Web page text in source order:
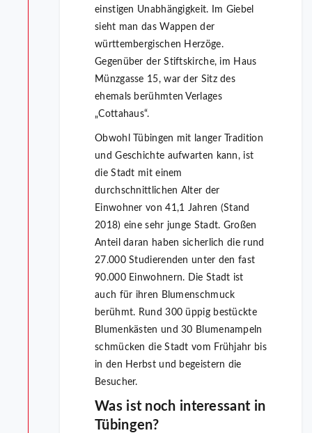
einstigen Unabhängigkeit. Im Giebel
sieht man das Wappen der
württembergischen Herzöge.
Gegenüber der Stiftskirche, im Haus
Münzgasse 15, war der Sitz des
ehemals berühmten Verlages
„Cottahaus“.
Obwohl Tübingen mit langer Tradition
und Geschichte aufwarten kann, ist
die Stadt mit einem
durchschnittlichen Alter der
Einwohner von 41,1 Jahren (Stand
2018) eine sehr junge Stadt. Großen
Anteil daran haben sicherlich die rund
27.000 Studierenden unter den fast
90.000 Einwohnern. Die Stadt ist
auch für ihren Blumenschmuck
berühmt. Rund 300 üppig bestückte
Blumenkästen und 30 Blumenampeln
schmücken die Stadt vom Frühjahr bis
in den Herbst und begeistern die
Besucher.
Was ist noch interessant in
Tübingen?